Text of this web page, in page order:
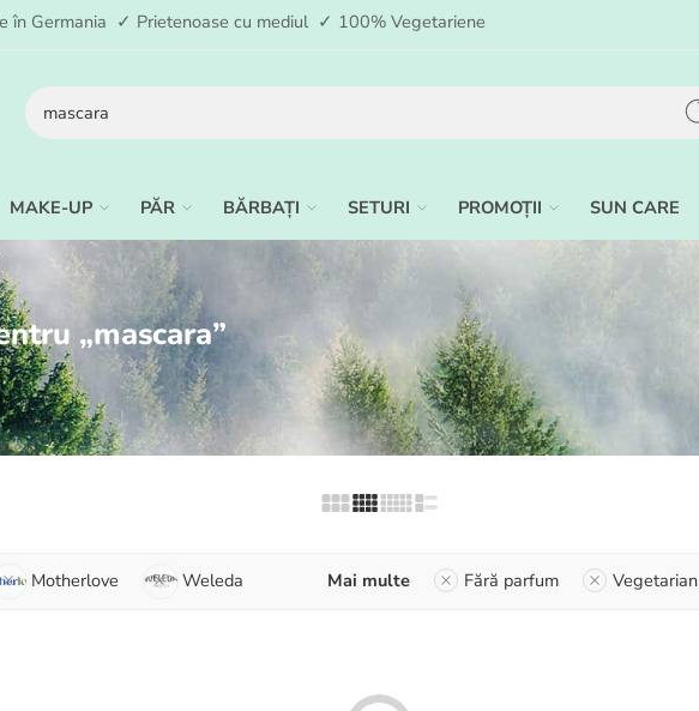
în Germania ✓ Prietenoase cu mediul ✓ 100% Vegetariene
MAKE-UP PĂR BĂRBAȚI SETURI PROMOȚII SUN CARE
„mascara”
Motherlove Weleda Mai multe Fără parfum Vegetarian